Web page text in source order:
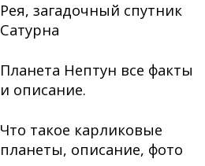
Рея, загадочный спутник
Сатурна
Планета Нептун все факты
и описание.
Что такое карликовые
планеты, описание, фото